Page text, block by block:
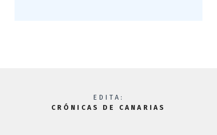
EDITA:
CRÓNICAS DE CANARIAS